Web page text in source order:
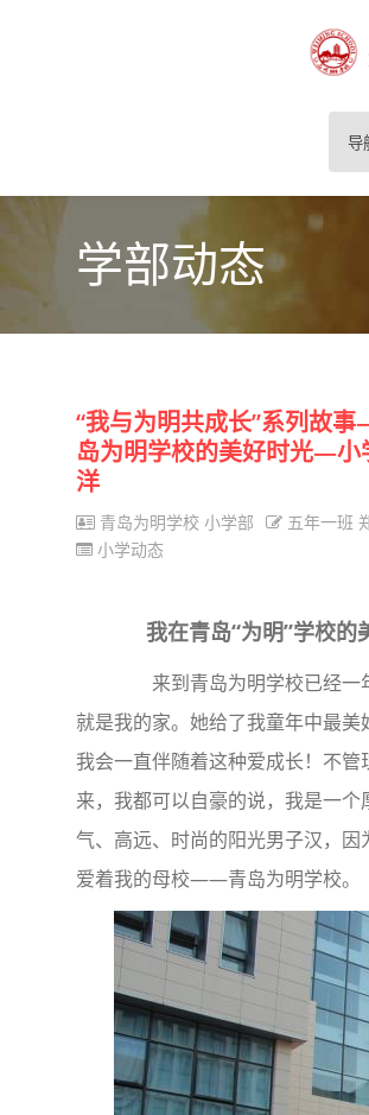
导
学部动态
“我与为明共成长”系列故
岛为明学校的美好时光—小
洋
青岛为明学校 小学部
五年一班
小学动态
我在青岛“为明”学校的
来到青岛为明学校已经一
就是我的家。她给了我童年中最美
我会一直伴随着这种爱成长！不管
来，我都可以自豪的说，我是一个
气、高远、时尚的阳光男子汉，因
爱着我的母校——青岛为明学校。